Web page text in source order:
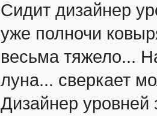
Сидит дизайнер
уже полночи
весьма тяжело...
луна... сверкает
Дизайнер уровней